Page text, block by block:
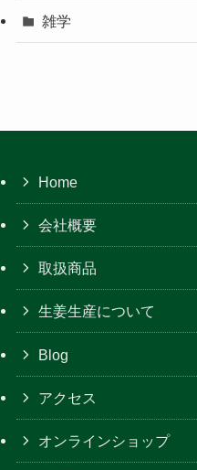
雑学
Home
会社概要
取扱商品
生姜生産について
Blog
アクセス
オンラインショップ